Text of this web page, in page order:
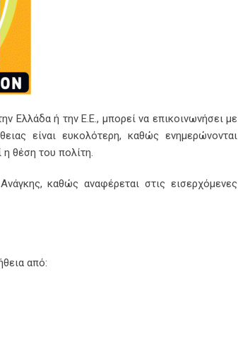
Ελλάδα ή την Ε.Ε., μπορεί να επικοινωνήσει με
είναι ευκολότερη, καθώς ενημερώνονται
η θέση του πολίτη.
καθώς αναφέρεται στις εισερχόμενες
από: